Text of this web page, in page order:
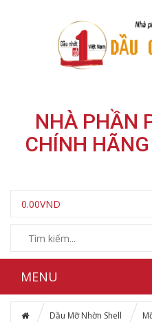
NHÀ PHẦN
CHÍNH
0.00VND
MENU
Dầu Mỡ Nhờn Shell